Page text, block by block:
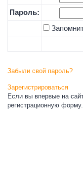
Пароль:
Забыли свой пароль?
Зарегистрироваться
Если вы впервые на
регистрационную форму.